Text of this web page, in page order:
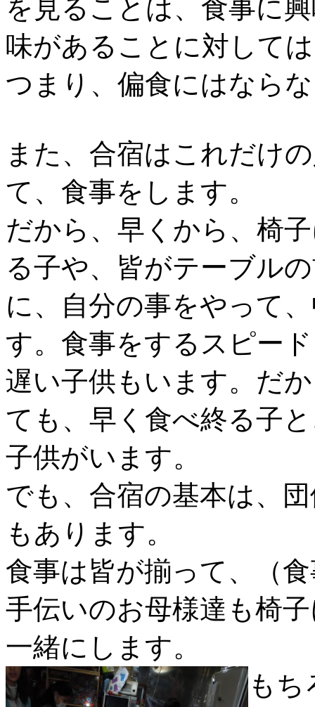
を見ることは、食事に
味があることに対して
つまり、偏食にはなら
また、合宿はこれだけ
て、食事をします。
だから、早くから、椅
る子や、皆がテーブル
に、自分の事をやって
す。食事をするスピー
遅い子供もいます。だ
ても、早く食べ終る子
子供がいます。
でも、合宿の基本は、
もあります。
食事は皆が揃って、（
手伝いのお母様達も椅
一緒にします。
も